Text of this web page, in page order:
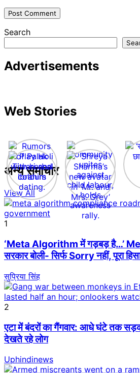
Search
Advertisements
Web Stories
अन्य समाचार
View All
1
‘Meta Algorithm में गड़बड़ है…’
सरकार बोली- सिर्फ Sorry नहीं, पूरा
सुप्रिया सिंह
2
एटा में बंदरों का गैंगवार: आधे घंटे तक
देखते रहे लोग
Uphindinews